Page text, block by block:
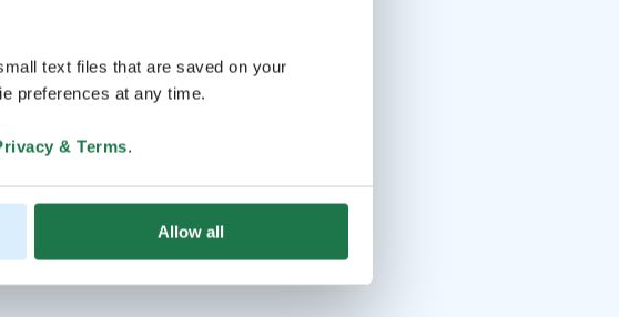
text files that are saved on your
preferences at any time.
& Terms.
Allow all